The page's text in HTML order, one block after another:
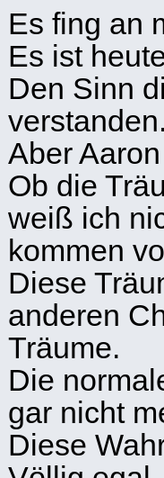
Es fing an
Es ist
Den Sinn
Aber
Ob die
weiß ich
kommen
Diese
anderen
Träume.
Die
gar nicht
Diese